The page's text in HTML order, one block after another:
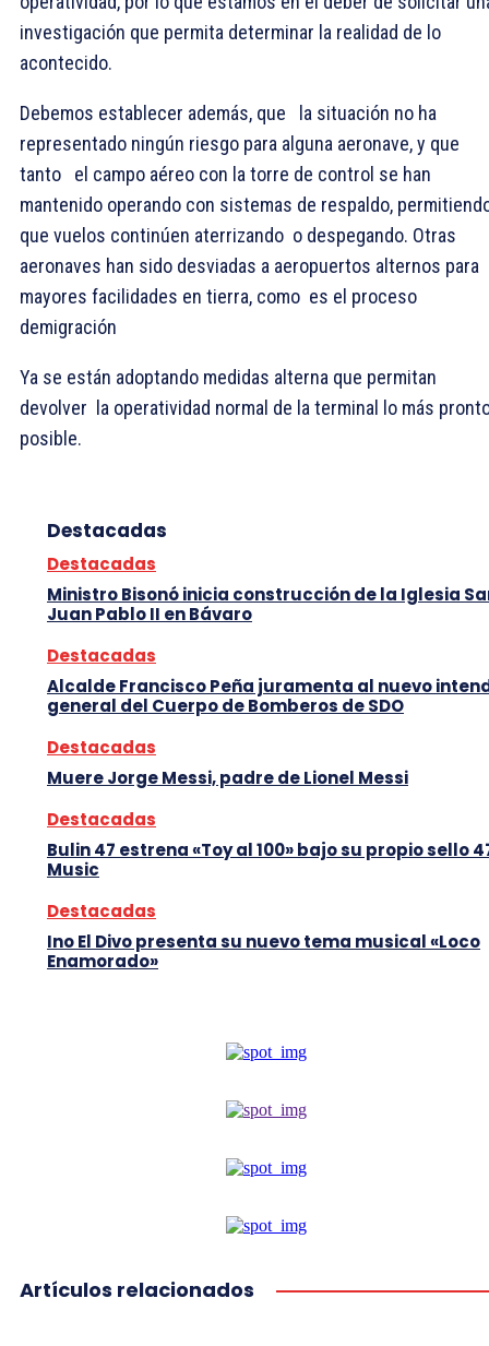
investigación que permita determinar la realidad de lo
acontecido.
Debemos establecer además, que la situación no ha
representado ningún riesgo para alguna aeronave, y que
tanto el campo aéreo con la torre de control se han
mantenido operando con sistemas de respaldo,
que vuelos continúen aterrizando o despegando. Otras
aeronaves han sido desviadas a aeropuertos alternos para
mayores facilidades en tierra, como es el proceso
demigración
Ya se están adoptando medidas alterna que permitan
devolver la operatividad normal de la terminal lo más
posible.
Destacadas
Destacadas
Ministro Bisonó inicia construcción de la Iglesia
Juan Pablo II en Bávaro
Destacadas
Alcalde Francisco Peña juramenta al nuevo
general del Cuerpo de Bomberos de SDO
Destacadas
Muere Jorge Messi, padre de Lionel Messi
Destacadas
Bulin 47 estrena «Toy al 100» bajo su propio sello
Music
Destacadas
Ino El Divo presenta su nuevo tema musical «Loco
Enamorado»
Artículos relacionados